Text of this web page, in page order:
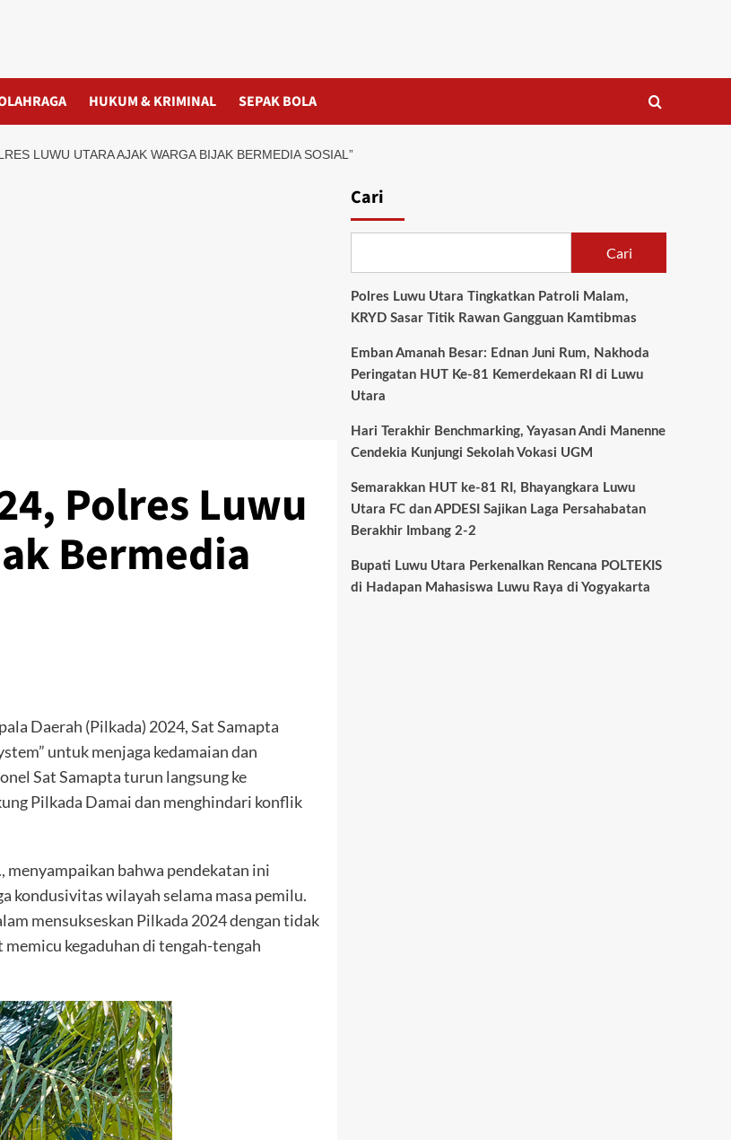
HUKUM & KRIMINAL SEPAK BOLA
LUWU UTARA AJAK WARGA BIJAK BERMEDIA SOSIAL”
Polres Luwu
Bermedia
Daerah (Pilkada) 2024, Sat Samapta
untuk menjaga kedamaian dan
Sat Samapta turun langsung ke
Pilkada Damai dan menghindari konflik
menyampaikan bahwa pendekatan ini
kondusivitas wilayah selama masa pemilu.
mensukseskan Pilkada 2024 dengan tidak
kegaduhan di tengah-tengah
Cari
Cari
Polres Luwu Utara Tingkatkan Patroli Malam,
KRYD Sasar Titik Rawan Gangguan Kamtibmas
Emban Amanah Besar: Ednan Juni Rum, Nakhoda
Peringatan HUT Ke-81 Kemerdekaan RI di Luwu
Utara
Hari Terakhir Benchmarking, Yayasan Andi Manenne
Cendekia Kunjungi Sekolah Vokasi UGM
Semarakkan HUT ke-81 RI, Bhayangkara Luwu
Utara FC dan APDESI Sajikan Laga Persahabatan
Berakhir Imbang 2-2
Bupati Luwu Utara Perkenalkan Rencana POLTEKIS
di Hadapan Mahasiswa Luwu Raya di Yogyakarta